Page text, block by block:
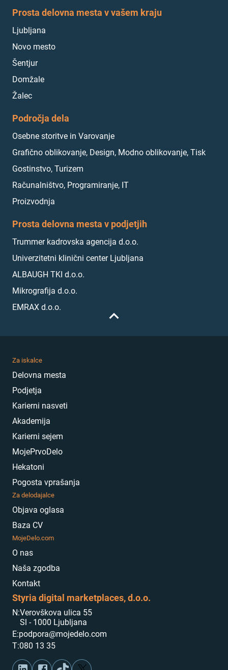
Prosta delovna mesta v vašem kraju
Ljubljana
Novo mesto
Šentjur
Domžale
Žalec
Področja dela
Osebne storitve in Varovanje
Grafično oblikovanje, Design, Modno oblikovanje, Tisk
Gostinstvo, Turizem
Računalništvo, Programiranje, IT
Proizvodnja
Prosta delovna mesta v podjetjih
Trummer kadrovska agencija d.o.o.
Univerzitetni klinični center Ljubljana
ALBAUGH TKI d.o.o.
Mikrografija d.o.o.
EMRAX d.o.o.
Za iskalce
Delovna mesta
Podjetja
Karierni nasveti
Akademija
Karierni sejem
MojePrvoDelo
Hekatoni
Pogosta vprašanja
Za delodajalce
Objava oglasa
Baza CV
MojeDelo.com
O nas
Naša zgodba
Kontakt
Styria digital marketplaces, d.o.o.
N:Verovškova ulica 55
Sl - 1000 Ljubljana
E:podpora@mojedelo.com
T:080 13 35